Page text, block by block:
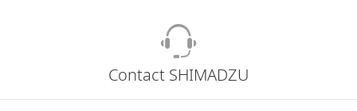
Contact SHIMADZU